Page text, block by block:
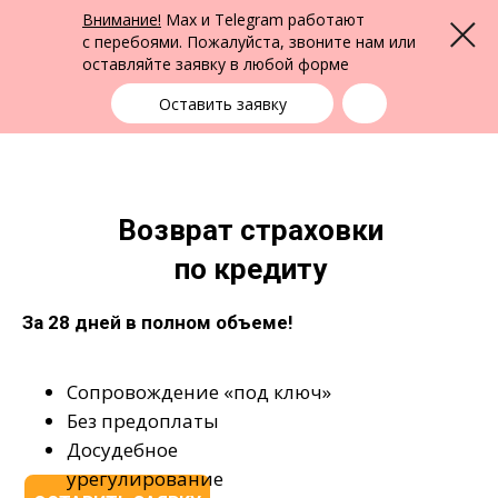
Внимание! Max и Telegram работают
с перебоями. Пожалуйста, звоните нам или
оставляйте заявку в любой форме
Оставить заявку
Юридическая помощь по всей России
ФПК Альтернатива
Меню
Выбрать город +7 (383) 388-72-90
Сопровождение «под ключ»
Без предоплаты
Досудебное
урегулирование
Возврат страховки
по кредиту
За 28 дней в полном объеме!​